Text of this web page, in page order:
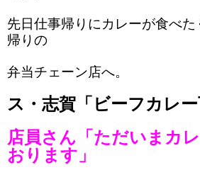
先日仕事帰りにカレーが食べ
帰りの
弁当チェーン店へ。
ス・志賀「ビーフカレー
店員さん「ただいまカ
おります」